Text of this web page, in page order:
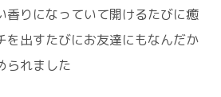
香りになっていて開けるたびに癒
を出すたびにお友達にもなんだか
られました